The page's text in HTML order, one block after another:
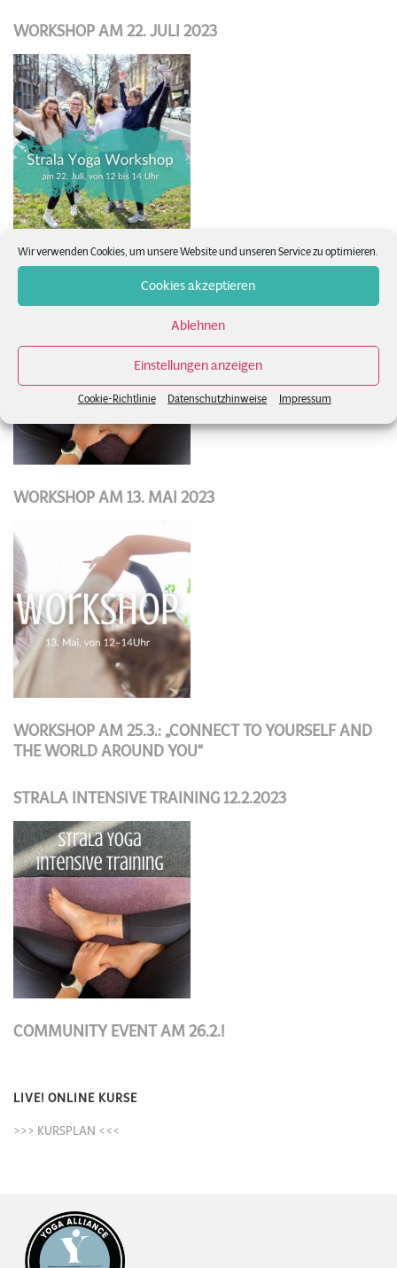
Wir verwenden Cookies, um unsere Website und unseren Service zu optimieren.
Cookies akzeptieren
Ablehnen
Einstellungen anzeigen
Cookie-Richtlinie Datenschutzhinweise Impressum
WORKSHOP AM 22. JULI 2023
STRALA YOGA INTENSIVE TRAINING 17.6./18.6.2023
WORKSHOP AM 13. MAI 2023
WORKSHOP AM 25.3.: „CONNECT TO YOURSELF AND
THE WORLD AROUND YOU“
STRALA INTENSIVE TRAINING 12.2.2023
COMMUNITY EVENT AM 26.2.!
LIVE! ONLINE KURSE
>>> KURSPLAN <<<